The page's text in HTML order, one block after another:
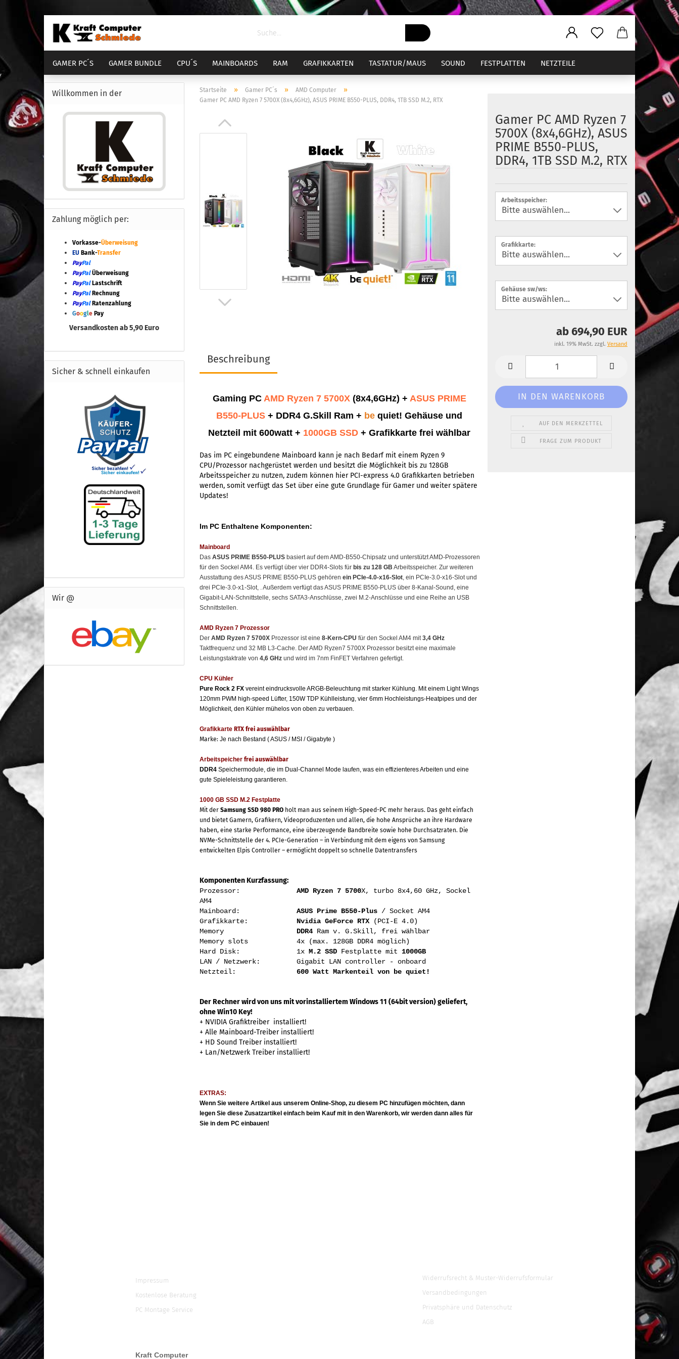
GAMER PC´S GAMER BUNDLE
AM5 Bundle
Sockel 1851 Bundle
CPU´S MAINBOARDS
Sockel 1851
RAM GRAFIKKARTEN TASTATUR/MAUS SOUND FESTPLATTEN NETZTEILE
DIENSTLEISTUNGEN COMPUTER GEHÄUSEStartseite » Gamer PC´s » AMD Computer »
Gamer PC AMD Ryzen 7 5700X (8x4,6GHz), ASUS PRIME B550-PLUS, DDR4, 1TB SSD M.2, RTX
Gamer PC AMD Ryzen 7
5700X (8x4,6GHz), ASUS
PRIME B550-PLUS,
DDR4, 1TB SSD M.2, RTX
Arbeitsspeicher:
Grafikkarte:
Gehäuse sw/ws:
ab 694,90 EUR
inkl. 19% MwSt. zzgl. Versand
AUF DEN MERKZETTEL
FRAGE ZUM PRODUKT
Beschreibung
Gaming PC AMD Ryzen 7 5700X (8x4,6GHz) + ASUS PRIME
B550-PLUS+ DDR4 G.Skill Ram+ be quiet! Gehäuse und
Netzteil mit 600watt + 1000GB SSD+ Grafikkarte frei wählbar
Das im PC eingebundene Mainboard kann je nach Bedarf mit einem Ryzen 9
CPU/Prozessor nachgerüstet werden und besitzt die Möglichkeit bis zu 128GB
Arbeitsspeicher zu nutzen, zudem können hier PCI-express 4.0 Grafikkarten betrieben
werden, somit verfügt das Set über eine gute Grundlage für Gamer und weiter spätere
Updates!
Im PC Enthaltene Komponenten:
Mainboard
Das ASUS PRIME B550-PLUSbasiert auf dem AMD-B550-Chipsatz und unterstützt AMD-Prozessoren
für den Sockel AM4. Es verfügt über vier DDR4-Slots für bis zu 128 GB Arbeitsspeicher. Zur weiteren
Ausstattung des ASUS PRIME B550-PLUS gehören ein PCIe-4.0-x16-Slot, ein PCIe-3.0-x16-Slot und
drei PCIe-3.0-x1-Slot, . Außerdem verfügt das ASUS PRIME B550-PLUS über 8-Kanal-Sound, eine
Gigabit-LAN-Schnittstelle, sechs SATA3-Anschlüsse, zwei M.2-Anschlüsse und eine Reihe an USB
Schnittstellen.
AMD Ryzen 7 Prozessor
Der AMD Ryzen 7 5700X Prozessor ist eine 8-Kern-CPU für den Sockel AM4 mit3,4 GHz
Taktfrequenz und 32 MB L3-Cache. Der AMD Ryzen7 5700X Prozessor besitzt eine maximale
Leistungstaktrate von 4,6 GHzund wird im 7nm FinFET Verfahren gefertigt.
CPU Kühler
Pure Rock 2 FXvereint eindrucksvolle ARGB-Beleuchtung mit starker Kühlung. Mit einem Light Wings
120mm PWM high-speed Lüfter, 150W TDP Kühlleistung, vier 6mm Hochleistungs-Heatpipes und der
Möglichkeit, den Kühler mühelos von oben zu verbauen.
Grafikkarte RTX frei auswählbar
Marke: Je nach Bestand ( ASUS / MSI / Gigabyte )
Arbeitspeicher frei auswählbar
DDR4 Speichermodule, die im Dual-Channel Mode laufen, was ein effizienteres Arbeiten und eine
gute Spieleleistung garantieren.
1000 GB SSD M.2 Festplatte
Mit derSamsung SSD 980 PROholt man aus seinem High-Speed-PC mehr heraus. Das geht einfach
und bietet Gamern, Grafikern, Videoproduzenten und allen, die hohe Ansprüche an ihre Hardware
haben, eine starke Performance, eine überzeugende Bandbreite sowie hohe Durchsatzraten. Die
NVMe-Schnittstelle der 4. PCIe-Generation – in Verbindung mit dem eigens von Samsung
entwickelten Elpis Controller – ermöglicht doppelt so schnelle Datentransfers
Komponenten Kurzfassung:
Prozessor: AMD Ryzen 7 5700X, turbo 8x4,60 GHz, Sockel
AM4
Mainboard: ASUS Prime B550-Plus/ Socket AM4
Grafikkarte: Nvidia GeForce RTX(PCI-E 4.0)
Memory DDR4Ram v. G.Skill, frei wählbar
Memory slots 4x (max. 128GB DDR4 möglich)
Hard Disk: 1x M.2 SSDFestplatte mit 1000GB
LAN / Netzwerk: Gigabit LAN controller - onboard
Netzteil: 600 Watt Markenteil von be quiet!
Der Rechner wird von uns mit vorinstalliertem Windows 11 (64bit version) geliefert,
ohne Win10 Key!
+ NVIDIA Grafiktreiber installiert!
+ Alle Mainboard-Treiber installiert!
+ HD Sound Treiber installiert!
+ Lan/Netzwerk Treiber installiert!
EXTRAS:
Wenn Sie weitere Artikel aus unserem Online-Shop, zu diesem PC hinzufügen möchten, dann
legen Sie diese Zusatzartikel einfach beim Kauf mit in den Warenkorb, wir werden dann alles für
Sie in dem PC einbauen!
Willkommen in der
Zahlung möglich per:
Vorkasse-Überweisung
EU Bank-Transfer
PayPal
PayPalÜberweisung
PayPal Lastschrift
PayPal Rechnung
PayPal Ratenzahlung
Google Pay
Versandkosten ab 5,90 Euro
Sicher & schnell einkaufen
Wir @
Impressum
Kostenlose Beratung
PC Montage Service
Kraft Computer
Widerrufsrecht & Muster-Widerrufsformular
Versandbedingungen
Privatsphäre und Datenschutz
AGB